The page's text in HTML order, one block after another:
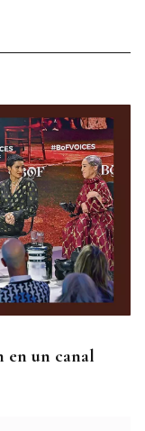
en un canal